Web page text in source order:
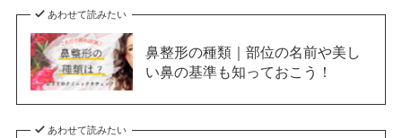
あわせて読みたい
鼻整形の種類｜部位の名前や美し
い鼻の基準も知っておこう！
あわせて読みたい